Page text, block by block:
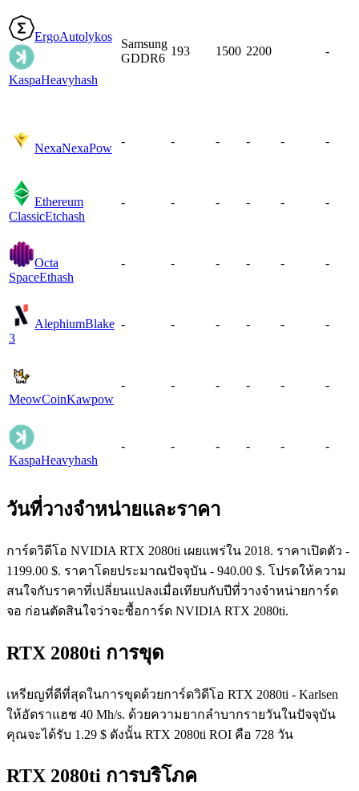
ErgoAutolykos
KaspaHeavyhash
Samsung
GDDR6
193 1500 2200 -
NexaNexaPow
- - - - - -
Ethereum
ClassicEtchash
- - - - - -
Octa
SpaceEthash
- - - - - -
AlephiumBlake
3
- - - - - -
MeowCoinKawpow
- - - - - -
KaspaHeavyhash
- - - - - -
วันที่วางจำหน่ายและราคา
การ์ดวิดีโอ NVIDIA RTX 2080ti เผยแพร่ใน 2018. ราคาเปิดตัว -
1199.00 $. ราคาโดยประมาณปัจจุบัน - 940.00 $. โปรดให้ความ
สนใจกับราคาที่เปลี่ยนแปลงเมื่อเทียบกับปีที่วางจำหน่ายการ์ด
จอ ก่อนตัดสินใจว่าจะซื้อการ์ด NVIDIA RTX 2080ti.
RTX 2080ti การขุด
เหรียญที่ดีที่สุดในการขุดด้วยการ์ดวิดีโอ RTX 2080ti - Karlsen
ให้อัตราแฮช 40 Mh/s. ด้วยความยากลำบากรายวันในปัจจุบัน
คุณจะได้รับ 1.29 $ ดังนั้น RTX 2080ti ROI คือ 728 วัน
RTX 2080ti การบริโภค